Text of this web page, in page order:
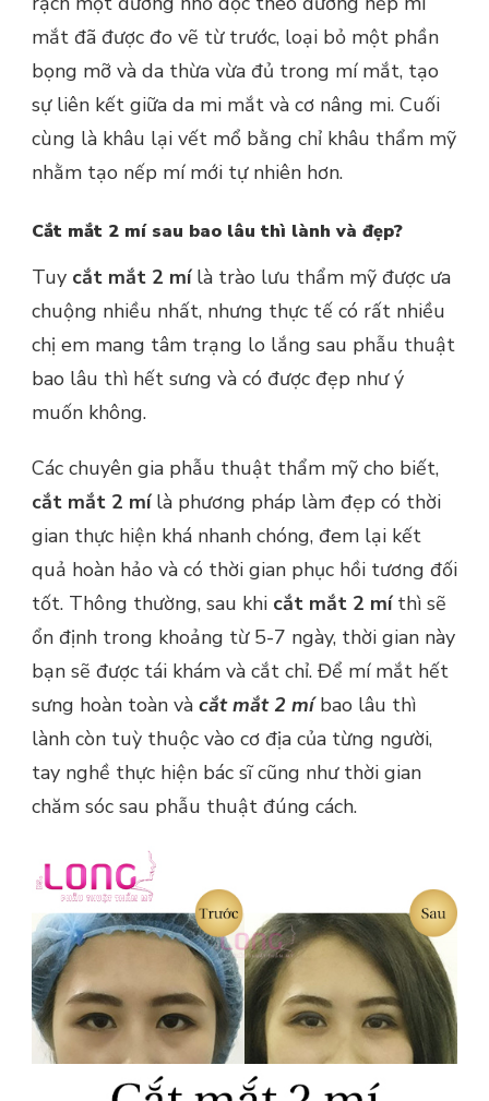
mắt đã được đo vẽ từ trước, loại bỏ một phần
bọng mỡ và da thừa vừa đủ trong mí mắt, tạo
sự liên kết giữa da mi mắt và cơ nâng mi. Cuối
cùng là khâu lại vết mổ bằng chỉ khâu thẩm mỹ
nhằm tạo nếp mí mới tự nhiên hơn.
Cắt mắt 2 mí sau bao lâu thì lành và đẹp?
Tuy cắt mắt 2 mílà trào lưu thẩm mỹ được ưa
chuộng nhiều nhất, nhưng thực tế có rất nhiều
chị em mang tâm trạng lo lắng sau phẫu thuật
bao lâu thì hết sưng và có được đẹp như ý
muốn không.
Các chuyên gia phẫu thuật thẩm mỹ cho biết,
cắt mắt 2 mílà phương pháp làm đẹp có thời
gian thực hiện khá nhanh chóng, đem lại kết
quả hoàn hảo và có thời gian phục hồi tương đối
tốt. Thông thường, sau khi cắt mắt 2 míthì sẽ
ổn định trong khoảng từ 5-7 ngày, thời gian này
bạn sẽ được tái khám và cắt chỉ. Để mí mắt hết
sưng hoàn toàn và cắt mắt 2 míbao lâu thì
lành còn tuỳ thuộc vào cơ địa của từng người,
tay nghề thực hiện bác sĩ cũng như thời gian
chăm sóc sau phẫu thuật đúng cách.